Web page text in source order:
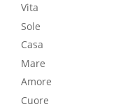
Vita
Sole
Casa
Mare
Amore
Cuore